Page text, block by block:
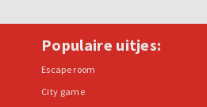
Populaire uitjes:
Escape room
City game